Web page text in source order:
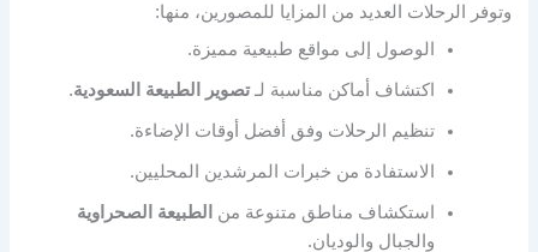
وتوفر الرحلات العديد من المزايا للمصورين، منها:
الوصول إلى مواقع طبيعية مميزة.
اكتشاف أماكن مناسبة لـتصوير الطبيعة السعودية.
تنظيم الرحلات وفق أفضل أوقات الإضاءة.
الاستفادة من خبرات المرشدين المحليين.
استكشاف مناطق متنوعة من
الطبيعة الصحراوية
والجبال والوديان.